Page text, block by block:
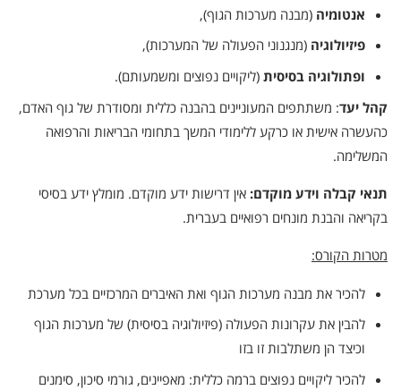
אנטומיה (מבנה מערכות הגוף),
פיזיולוגיה (מנגנוני הפעולה של המערכות),
ופתולוגיה בסיסית (ליקויים נפוצים ומשמעותם).
קהל יעד: משתתפים המעוניינים בהבנה כללית ומסודרת של גוף האדם,
כהעשרה אישית או כרקע ללימודי המשך בתחומי הבריאות והרפואה
המשלימה.
תנאי קבלה וידע מוקדם: אין דרישות ידע מוקדם. מומלץ ידע בסיסי
בקריאה והבנת מונחים רפואיים בעברית.
מטרות הקורס:
להכיר את מבנה מערכות הגוף ואת האיברים המרכזיים בכל מערכת
להבין את עקרונות הפעולה (פיזיולוגיה בסיסית) של מערכות הגוף
וכיצד הן משתלבות זו בזו
להכיר ליקויים נפוצים ברמה כללית: מאפיינים, גורמי סיכון, סימנים